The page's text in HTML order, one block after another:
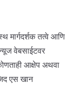
मार्गदर्शक तत्वे आणि
वेबसाईटवर
आक्षेप अथवा
एस खान